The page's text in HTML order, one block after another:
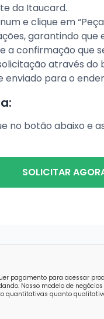
da Itaucard.
e clique em
garantindo
a confirmação que
através
para o
no botão abaixo e
SOLICITAR
pagamento para acessar
Nosso modelo de
quanto